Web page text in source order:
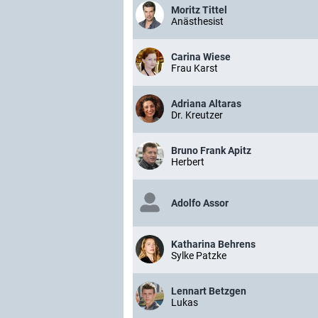
Moritz Tittel
Anästhesist
Carina Wiese
Frau Karst
Adriana Altaras
Dr. Kreutzer
Bruno Frank Apitz
Herbert
Adolfo Assor
Katharina Behrens
Sylke Patzke
Lennart Betzgen
Lukas